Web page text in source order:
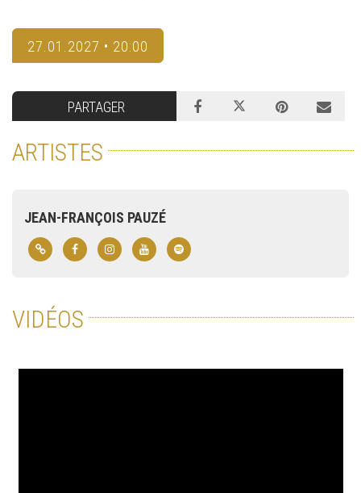
27.01.2027 • 20:00
PARTAGER
ARTISTES
JEAN-FRANÇOIS PAUZÉ
VIDÉOS